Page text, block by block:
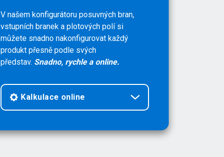
V našem konfigurátoru posuvných bran,
vstupních branek a plotových polí si
můžete snadno nakonfigurovat každý
produkt přesně podle svých
představ. Snadno, rychle a online.
Kalkulace online